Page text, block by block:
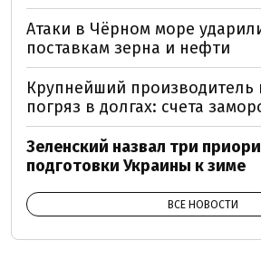
Атаки в Чёрном море
поставкам зерна и нефти
Крупнейший
погряз в долгах: счета
Зеленский назвал три
подготовки Украины к зиме
ВСЕ НОВОСТИ